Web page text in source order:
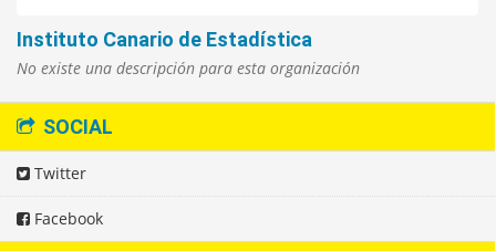
Instituto Canario de Estadística
No existe una descripción para esta organización
SOCIAL
Twitter
Facebook